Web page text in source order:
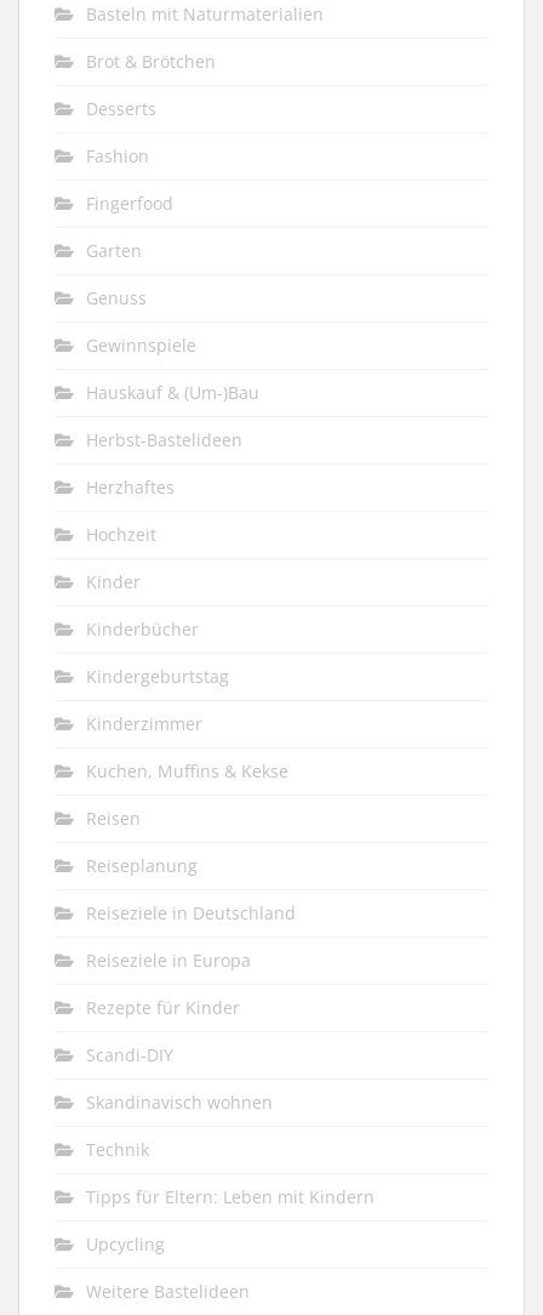
Basteln mit Naturmaterialien
Brot & Brötchen
Desserts
Fashion
Fingerfood
Garten
Genuss
Gewinnspiele
Hauskauf & (Um-)Bau
Herbst-Bastelideen
Herzhaftes
Hochzeit
Kinder
Kinderbücher
Kindergeburtstag
Kinderzimmer
Kuchen, Muffins & Kekse
Reisen
Reiseplanung
Reiseziele in Deutschland
Reiseziele in Europa
Rezepte für Kinder
Scandi-DIY
Skandinavisch wohnen
Technik
Tipps für Eltern: Leben mit Kindern
Upcycling
Weitere Bastelideen